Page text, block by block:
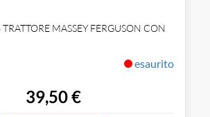
MASSEY FERGUSON CON
esaurito
39,50 €